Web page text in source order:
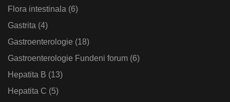
Flora intestinala (6)
Gastrita (4)
Gastroenterologie (18)
Gastroenterologie Fundeni forum (6)
Hepatita B (13)
Hepatita C (5)